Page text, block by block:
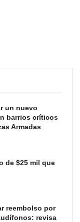
un nuevo
barrios críticos
Armadas
de $25 mil que
reembolso por
revisa